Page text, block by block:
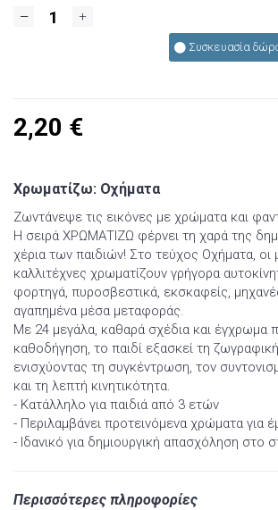
Συσκευασία
2,20 €
Χρωματίζω: Οχήματα
Ζωντάνεψε τις εικόνες με χρώματα και
Η σειρά ΧΡΩΜΑΤΙΖΩ φέρνει τη χαρά της
χέρια των παιδιών! Στο τεύχος Οχήματα, οι
καλλιτέχνες χρωματίζουν γρήγορα
φορτηγά, πυροσβεστικά, εκσκαφείς,
αγαπημένα μέσα μεταφοράς.
Με 24 μεγάλα, καθαρά σχέδια και έγχρωμα
καθοδήγηση, το παιδί εξασκεί τη
ενισχύοντας τη συγκέντρωση, τον
και τη λεπτή κινητικότητα.
- Κατάλληλο για παιδιά από 3 ετών
- Περιλαμβάνει προτεινόμενα χρώματα για
- Ιδανικό για δημιουργική απασχόληση στο
Περισσότερες πληροφορίες